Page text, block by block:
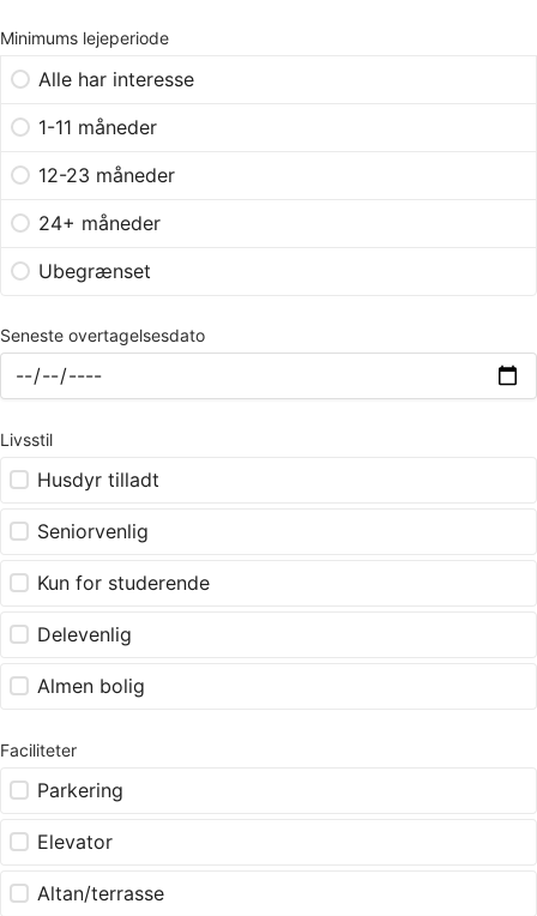
Minimums lejeperiode
Alle har interesse
1-11 måneder
12-23 måneder
24+ måneder
Ubegrænset
Seneste overtagelsesdato
Livsstil
Husdyr tilladt
Seniorvenlig
Kun for studerende
Delevenlig
Almen bolig
Faciliteter
Parkering
Elevator
Altan/terrasse